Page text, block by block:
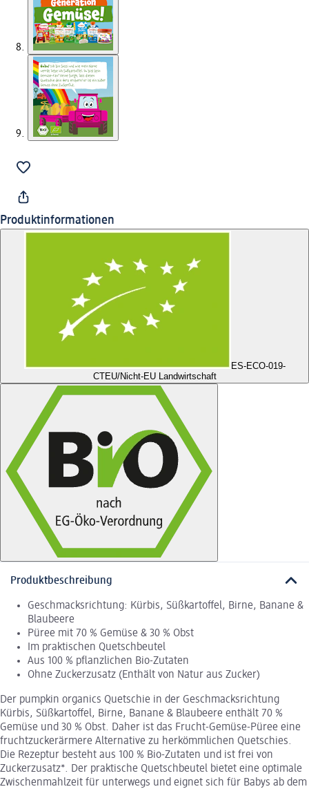
Produktinformationen
ES-ECO-019-
CTEU/Nicht-EU Landwirtschaft
Produktbeschreibung
Geschmacksrichtung: Kürbis, Süßkartoffel, Birne, Banane &
Blaubeere
Püree mit 70 % Gemüse & 30 % Obst
Im praktischen Quetschbeutel
Aus 100 % pflanzlichen Bio-Zutaten
Ohne Zuckerzusatz (Enthält von Natur aus Zucker)
Der pumpkin organics Quetschie in der Geschmacksrichtung
Kürbis, Süßkartoffel, Birne, Banane & Blaubeere enthält 70 %
Gemüse und 30 % Obst. Daher ist das Frucht-Gemüse-Püree eine
fruchtzuckerärmere Alternative zu herkömmlichen Quetschies.
Die Rezeptur besteht aus 100 % Bio-Zutaten und ist frei von
Zuckerzusatz*. Der praktische Quetschbeutel bietet eine optimale
Zwischenmahlzeit für unterwegs und eignet sich für Babys ab dem